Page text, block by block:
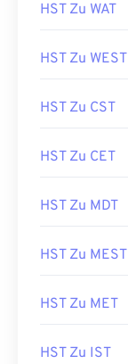
HST Zu WAT
HST Zu WEST
HST Zu CST
HST Zu CET
HST Zu MDT
HST Zu MEST
HST Zu MET
HST Zu IST